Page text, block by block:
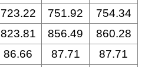
723.22 751.92
754.34
823.81 856.49
860.28
86.66 87.71
87.71